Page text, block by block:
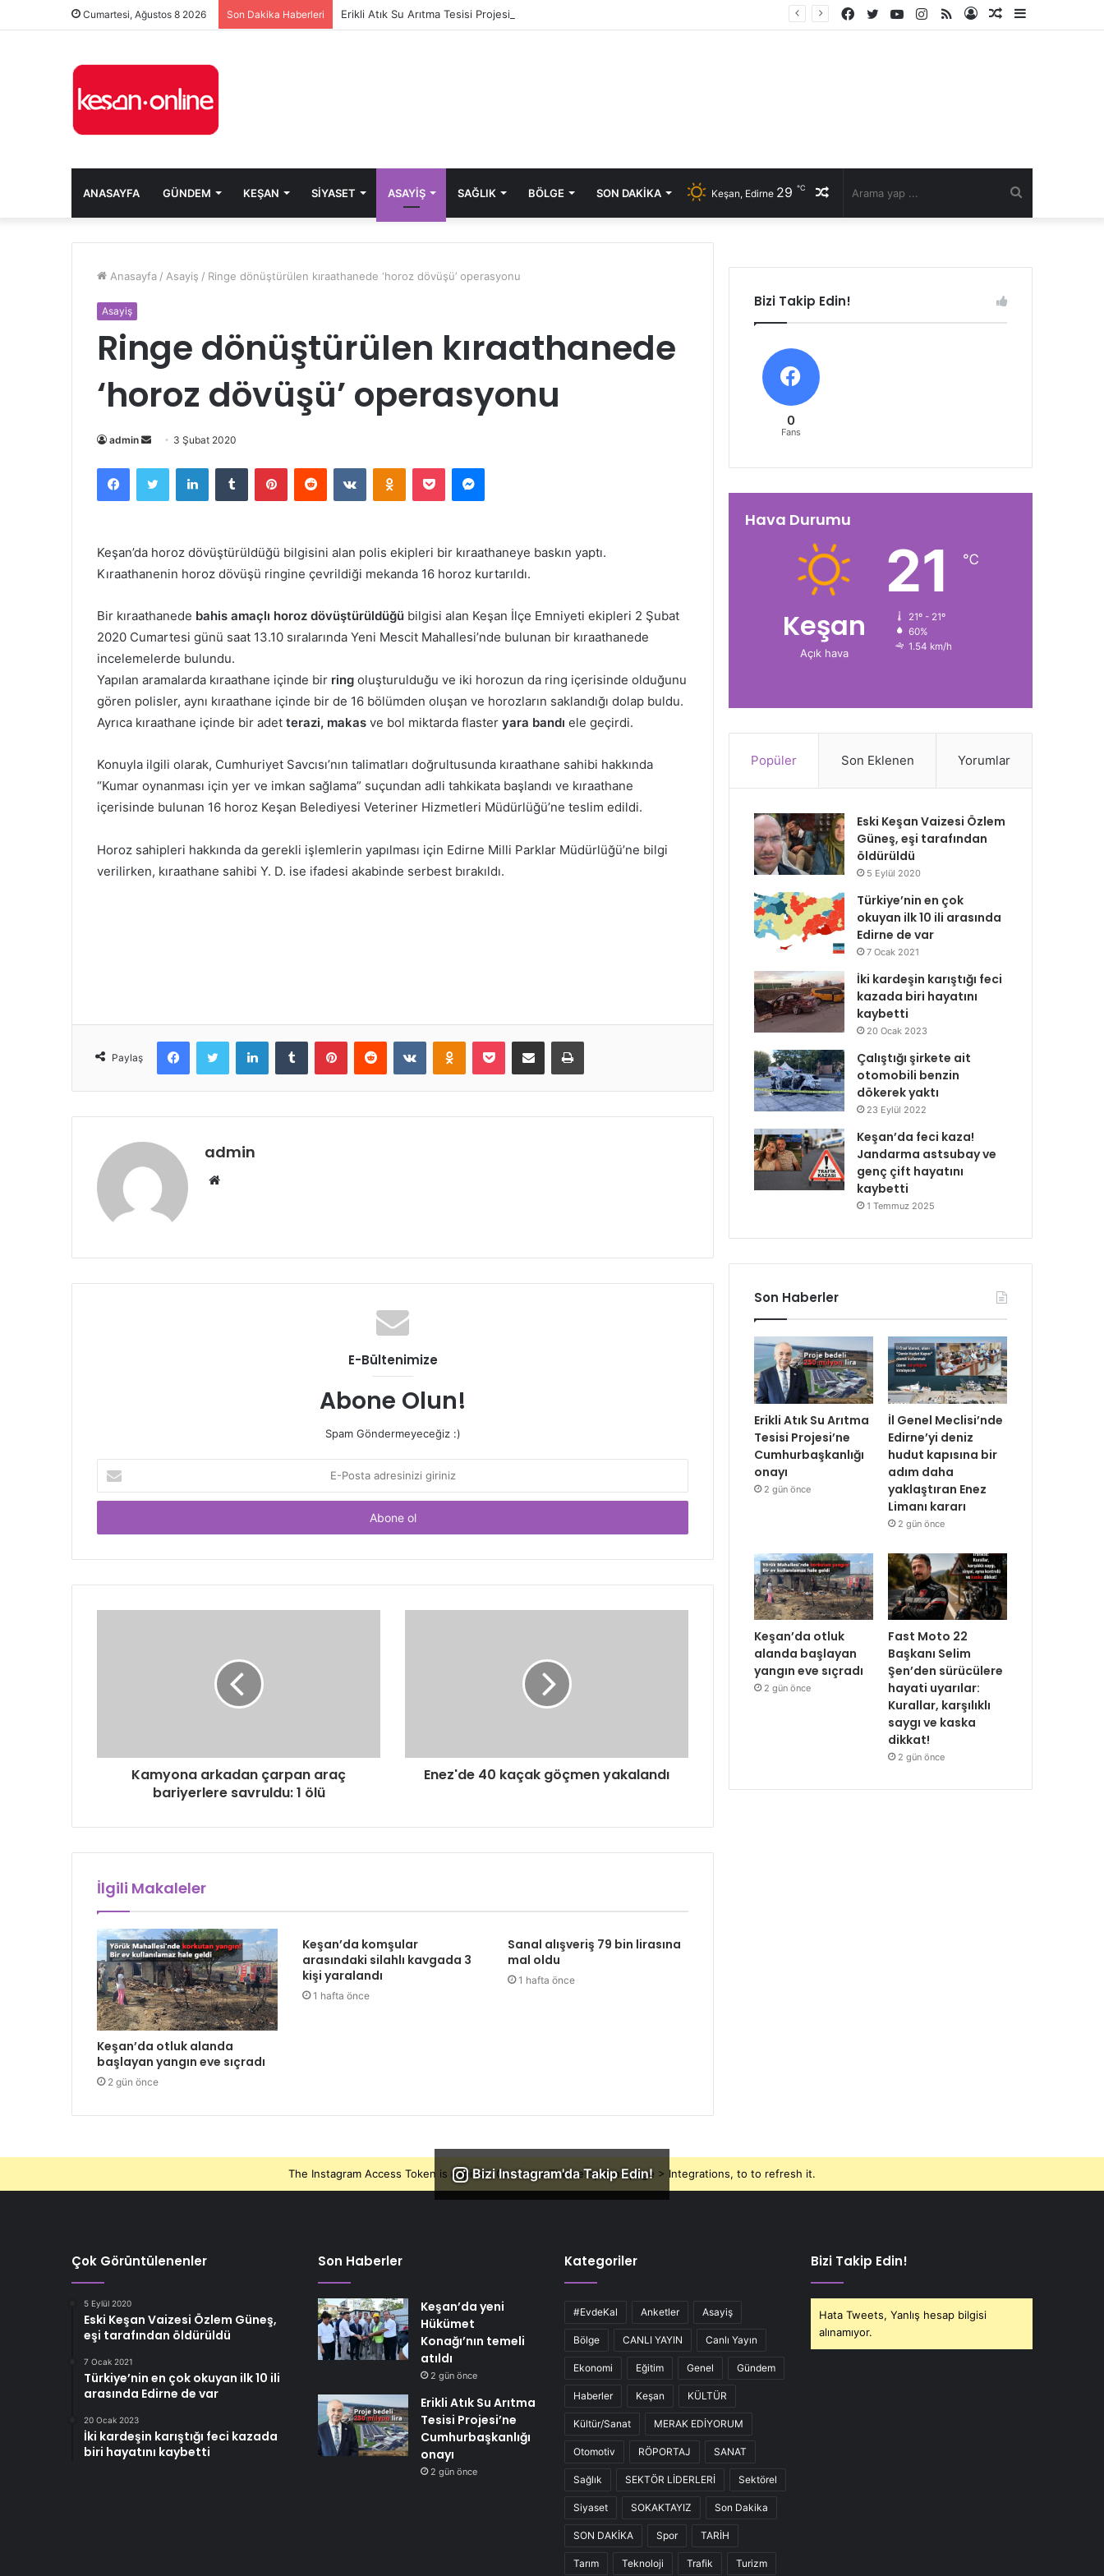
Cumartesi, Ağustos 8 2026 Son Dakika Haberleri Erikli Atık Su Arıtma Tesisi Projesi’ne Cumhurbaşkanlığı onayı
Kenar
Rastgele
Kayıt
RSS
Instagram
YouTube
Twitter
Facebook
ANASAYFA GÜNDEM KEŞAN SIYASET ASAYIŞ SAĞLIK BÖLGE SON DAKIKA Rastgele
Keşan, Edirne 29 ℃
Anasayfa / Asayiş / Ringe dönüştürülen kıraathanede ‘horoz dövüşü’ operasyonu
Asayiş
Ringe dönüştürülen kıraathanede
‘horoz dövüşü’ operasyonu
admin
Bir
posta
göndermek
3 Şubat 2020
FacebookTwitter LinkedInTumblr PinterestReddit VKontakteOdnoklassniki
Pocket Messenger
Keşan’da horoz dövüştürüldüğü bilgisini alan polis ekipleri bir kıraathaneye baskın yaptı.
Kıraathanenin horoz dövüşü ringine çevrildiği mekanda 16 horoz kurtarıldı.
Bir kıraathanede bahis amaçlı horoz dövüştürüldüğü bilgisi alan Keşan İlçe Emniyeti ekipleri 2 Şubat
2020 Cumartesi günü saat 13.10 sıralarında Yeni Mescit Mahallesi’nde bulunan bir kıraathanede
incelemelerde bulundu.
Yapılan aramalarda kıraathane içinde bir ring oluşturulduğu ve iki horozun da ring içerisinde olduğunu
gören polisler, aynı kıraathane içinde bir de 16 bölümden oluşan ve horozların saklandığı dolap buldu.
Ayrıca kıraathane içinde bir adet terazi, makas ve bol miktarda flaster yara bandı ele geçirdi.
Konuyla ilgili olarak, Cumhuriyet Savcısı’nın talimatları doğrultusunda kıraathane sahibi hakkında
“Kumar oynanması için yer ve imkan sağlama” suçundan adli tahkikata başlandı ve kıraathane
içerisinde bulunan 16 horoz Keşan Belediyesi Veteriner Hizmetleri Müdürlüğü’ne teslim edildi.
Horoz sahipleri hakkında da gerekli işlemlerin yapılması için Edirne Milli Parklar Müdürlüğü’ne bilgi
verilirken, kıraathane sahibi Y. D. ise ifadesi akabinde serbest bırakıldı.
Paylaş
FacebookTwitter LinkedInTumblr PinterestReddit VKontakteOdnoklassniki
Pocket E-Posta ile paylaş Yazdır
admin
Web
E-Bültenimize
Abone Olun!
Spam Göndermeyeceğiz :)
Posta
adresinizi
Kamyona arkadan çarpan araç
bariyerlere savruldu: 1 ölü
Enez'de 40 kaçak göçmen yakalandı
İlgili Makaleler
Keşan’da otluk alanda
başlayan yangın eve sıçradı
2 gün önce
Keşan’da komşular
arasındaki silahlı kavgada 3
kişi yaralandı
1 hafta önce
Sanal alışveriş 79 bin lirasına
mal oldu
1 hafta önce
Bizi Takip Edin!
0
Fans
Hava Durumu
Keşan
Açık hava
21 ℃
21º - 21º
60%
1.54 km/h
Popüler Son Eklenen Yorumlar
Eski Keşan Vaizesi Özlem
Güneş, eşi tarafından
öldürüldü
5 Eylül 2020
Türkiye’nin en çok
okuyan ilk 10 ili arasında
Edirne de var
7 Ocak 2021
İki kardeşin karıştığı feci
kazada biri hayatını
kaybetti
20 Ocak 2023
Çalıştığı şirkete ait
otomobili benzin
dökerek yaktı
23 Eylül 2022
Keşan’da feci kaza!
Jandarma astsubay ve
genç çift hayatını
kaybetti
1 Temmuz 2025
Son Haberler
Erikli Atık Su Arıtma
Tesisi Projesi’ne
Cumhurbaşkanlığı
onayı
2 gün önce
İl Genel Meclisi’nde
Edirne’yi deniz
hudut kapısına bir
adım daha
yaklaştıran Enez
Limanı kararı
2 gün önce
Keşan’da otluk
alanda başlayan
yangın eve sıçradı
2 gün önce
Fast Moto 22
Başkanı Selim
Şen’den sürücülere
hayati uyarılar:
Kurallar, karşılıklı
saygı ve kaska
dikkat!
2 gün önce
Bizi Instagram'da Takip Edin!
The Instagram Access Token is expired, Go to the Theme options page > Integrations, to to refresh it.
Çok Görüntülenenler
5 Eylül 2020
Eski Keşan Vaizesi Özlem Güneş,
eşi tarafından öldürüldü
7 Ocak 2021
Türkiye’nin en çok okuyan ilk 10 ili
arasında Edirne de var
20 Ocak 2023
İki kardeşin karıştığı feci kazada
biri hayatını kaybetti
Son Haberler
Keşan’da yeni
Hükümet
Konağı’nın temeli
atıldı
2 gün önce
Erikli Atık Su Arıtma
Tesisi Projesi’ne
Cumhurbaşkanlığı
onayı
2 gün önce
Kategoriler
#EvdeKal Anketler Asayiş
Bölge CANLI YAYIN Canlı Yayın
Ekonomi Eğitim Genel Gündem
Haberler Keşan KÜLTÜR
Kültür/Sanat MERAK EDİYORUM
Otomotiv RÖPORTAJ SANAT
Sağlık SEKTÖR LİDERLERİ Sektörel
Siyaset SOKAKTAYIZ Son Dakika
SON DAKİKA Spor TARİH
Tarım Teknoloji Trafik Turizm
Bizi Takip Edin!
Hata Tweets, Yanlış hesap bilgisi
alınamıyor.